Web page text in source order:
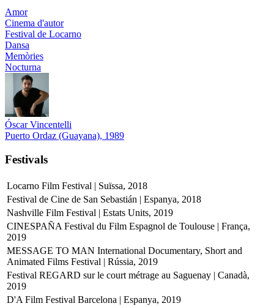
Amor
Cinema d'autor
Festival de Locarno
Dansa
Memòries
Nocturna
Óscar Vincentelli
Puerto Ordaz (Guayana), 1989
Festivals
Locarno Film Festival | Suïssa, 2018
Festival de Cine de San Sebastián | Espanya, 2018
Nashville Film Festival | Estats Units, 2019
CINESPAÑA Festival du Film Espagnol de Toulouse | França,
2019
MESSAGE TO MAN International Documentary, Short and
Animated Films Festival | Rússia, 2019
Festival REGARD sur le court métrage au Saguenay | Canadà,
2019
D'A Film Festival Barcelona | Espanya, 2019